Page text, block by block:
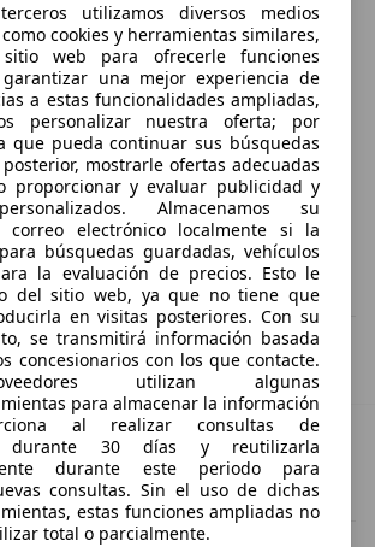
proporciona el proveedor del certificado.
utilizamos diversos medios
cookies y herramientas similares,
web para ofrecerle funciones
una mejor experiencia de
a estas funcionalidades ampliadas,
personalizar nuestra oferta; por
que pueda continuar sus búsquedas
mostrarle ofertas adecuadas
proporcionar y evaluar publicidad y
Almacenamos su
correo electrónico localmente si la
búsquedas guardadas, vehículos
la evaluación de precios. Esto le
del sitio web, ya que no tiene que
en visitas posteriores. Con su
se transmitirá información basada
concesionarios con los que contacte.
utilizan algunas
para almacenar la información
al realizar consultas de
durante 30 días y reutilizarla
durante este periodo para
consultas. Sin el uso de dichas
estas funciones ampliadas no
total o parcialmente.